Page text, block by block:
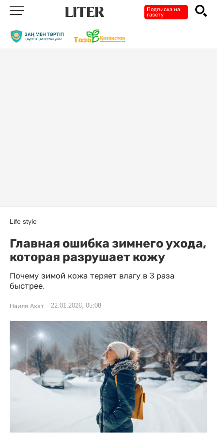
Подписка на
газету
Life style
Главная ошибка зимнего ухода,
которая разрушает кожу
Почему зимой кожа теряет влагу в 3 раза
быстрее.
Наиля Ахат 22.01.2026, 05:08